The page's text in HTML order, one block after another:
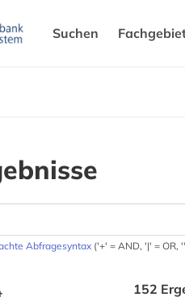
Suchen
Abfragesyntax ('+' = AND, '|' = OR,
152